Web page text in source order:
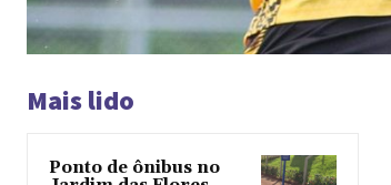
Mais lido
Ponto de ônibus no